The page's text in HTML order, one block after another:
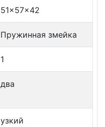
51x57x42
Пружинная змейка
1
два
узкий